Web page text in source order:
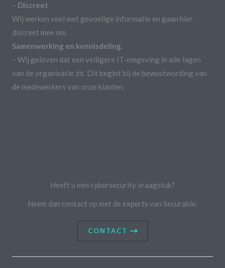
– Discreet
Wij werken veel met gevoelige informatie en gaan hier
discreet mee om.
Samenwerking en kennisdeling.
– Wij geloven dat een veiligere IT-omgeving in alle lagen
van de organisatie zit. Dit begint bij de bewustwording van
de medewerkers van onze klanten.
Heeft u een cybersecurity vraagstuk?
Neem dan contact op met de experts van Securable.
CONTACT